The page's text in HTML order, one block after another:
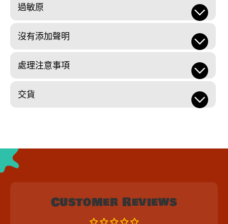
過敏原
沒有添加聲明
處理注意事項
交貨
Customer Reviews